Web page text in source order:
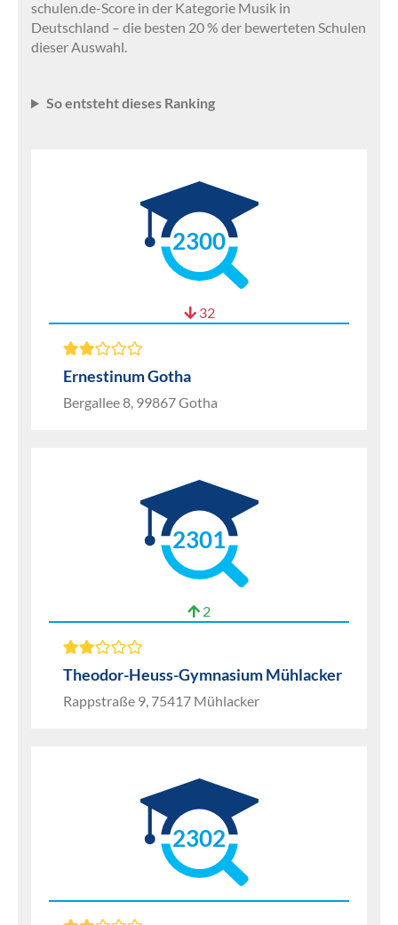
schulen.de-Score in der Kategorie Musik in
Deutschland – die besten 20 % der bewerteten Schulen
dieser Auswahl.
So entsteht dieses Ranking
2300
32
Ernestinum Gotha
Bergallee 8, 99867 Gotha
2301
2
Theodor-Heuss-Gymnasium Mühlacker
Rappstraße 9, 75417 Mühlacker
2302